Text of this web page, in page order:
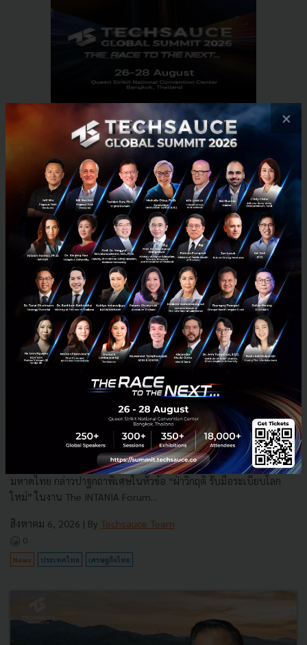
RELATED ARTICLE
3 เรื่องที่ประเทศไทยต้อง Focus สร้างคน–นวัตกรรม–ปฏิรูป
ระบบราชการ เพื่อยกระดับขีดความสามารถประเทศ
นายอนุทิน ชาญวีรกูล นายกรัฐมนตรีและรัฐมนตรีว่าการกระทรวง
มหาดไทย กล่าวปาฐกถาพิเศษในหัวข้อ “ฝ่าวิกฤติ รับมือระเบียบโลก
ใหม่” ในงาน The INTANIA Forum...
สิงหาคม 6, 2026 | By Techsauce Team
0
News ประเทศไทย เศรษฐกิจไทย
×